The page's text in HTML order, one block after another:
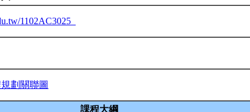
1102AC3025_
劃關聯圖
課程大綱